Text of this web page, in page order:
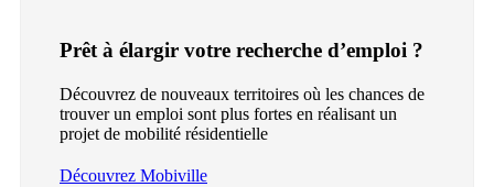
Prêt à élargir votre recherche d’emploi ?
Découvrez de nouveaux territoires où les chances de
trouver un emploi sont plus fortes en réalisant un
projet de mobilité résidentielle
Découvrez Mobiville